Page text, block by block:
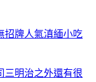
招牌人氣滇緬小吃
三明治之外還有很